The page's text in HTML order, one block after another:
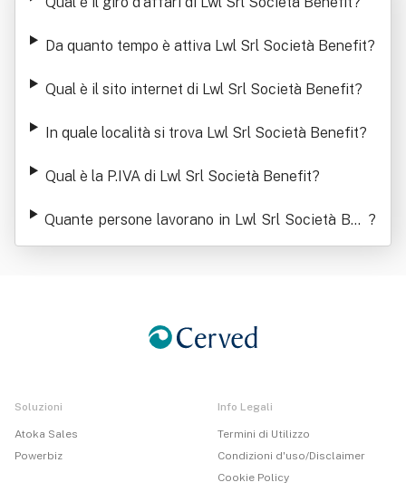
Da quanto tempo è attiva Lwl Srl Società Benefit?
Qual è il sito internet di Lwl Srl Società Benefit?
In quale località si trova Lwl Srl Società Benefit?
Qual è la P.IVA di Lwl Srl Società Benefit?
Quante persone lavorano in Lwl Srl Società Ben
efit
?
Soluzioni
Atoka Sales
Powerbiz
Info Legali
Termini di Utilizzo
Condizioni d'uso/Disclaimer
Cookie Policy